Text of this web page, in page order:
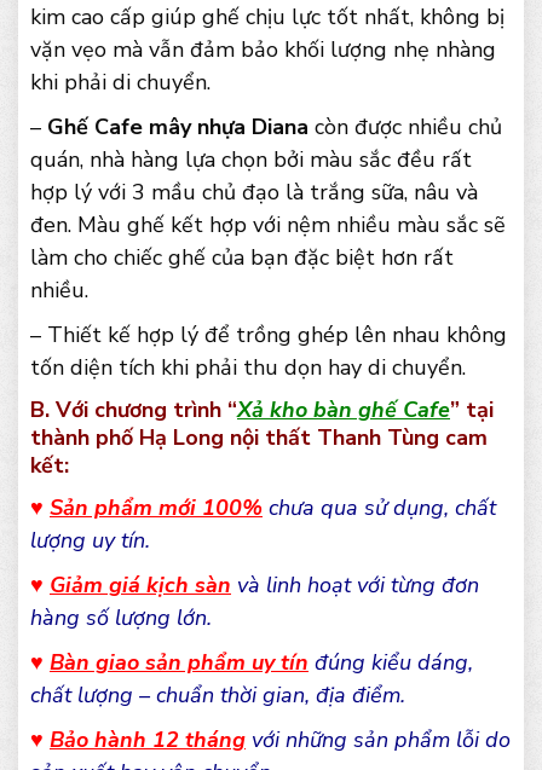
kim cao cấp giúp ghế chịu lực tốt nhất, không bị
vặn vẹo mà vẫn đảm bảo khối lượng nhẹ nhàng
khi phải di chuyển.
– Ghế Cafe mây nhựa Diana còn được nhiều chủ
quán, nhà hàng lựa chọn bởi màu sắc đều rất
hợp lý với 3 mầu chủ đạo là trắng sữa, nâu và
đen. Màu ghế kết hợp với nệm nhiều màu sắc sẽ
làm cho chiếc ghế của bạn đặc biệt hơn rất
nhiều.
– Thiết kế hợp lý để trồng ghép lên nhau không
tốn diện tích khi phải thu dọn hay di chuyển.
B. Với chương trình “Xả kho bàn ghế Cafe” tại
thành phố Hạ Long nội thất Thanh Tùng cam
kết:
♥ Sản phẩm mới 100% chưa qua sử dụng, chất
lượng uy tín.
♥ Giảm giá kịch sàn và linh hoạt với từng đơn
hàng số lượng lớn.
♥ Bàn giao sản phẩm uy tín đúng kiểu dáng,
chất lượng – chuẩn thời gian, địa điểm.
♥ Bảo hành 12 tháng với những sản phẩm lỗi do